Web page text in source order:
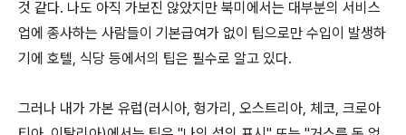
것 같다. 나도 아직 가보진 않았지만 북미에서는 대부분의 서비스
업에 종사하는 사람들이 기본급여가 없이 팁으로만 수입이 발생하
기에 호텔, 식당 등에서의 팁은 필수로 알고 있다.
그러나 내가 가본 유럽(러시아, 헝가리, 오스트리아, 체코, 크로아